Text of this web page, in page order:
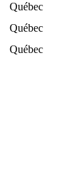
Québec
Québec
Québec